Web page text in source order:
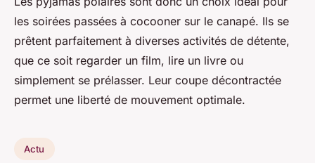
les soirées passées à cocooner sur le canapé. Ils se
prêtent parfaitement à diverses activités de détente,
que ce soit regarder un film, lire un livre ou
simplement se prélasser. Leur coupe décontractée
permet une liberté de mouvement optimale.
Actu